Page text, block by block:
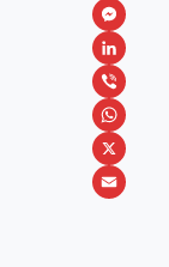
F
a
c
e
b
o
M
e
s
s
e
L
i
n
k
V
i
b
W
h
X